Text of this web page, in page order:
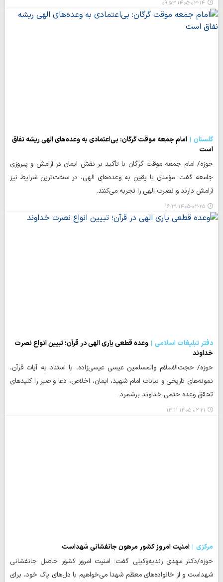
۱۴۰۵-۰۳-۱۴ ۰۹:۵۳
گلستان
امام جمعه موقت گرگان: بی‌اعتمادی به وعده‌های الهی ریشه نفاق
است
حوزه/ امام جمعه موقت گرگان با تأکید بر نقش ایمان در آرامش و پیروزی
جامعه گفت: مؤمنان با یقین به وعده‌های الهی، در سخت‌ترین شرایط نیز
آرامش دارند و نصرت الهی را تجربه می‌کنند.
۱۴۰۵-۰۲-۲۵ ۱۶:۲۹
دفتر تبلیغات اسلامی
وعده قطعی یاری الهی در قرآن؛ تبیین انواع نصرت
خداوند
حوزه/ حجت‌الاسلام والمسلمین عیسی عیسی‌زاده، با استناد به آیات قرآن،
نمونه‌های تاریخی و بیانات امام شهید، ایمان، اخلاص، دعا و صبر را کلیدهای
تحقق وعده حتمی خداوند برشمرد.
۱۴۰۵-۰۲-۲۱ ۱۴:۱۱
مرکزی
امنیت امروز کشور مرهون جانفشانی شهداست
حوزه/دکتر مهدی زندیه‌وکیلی گفت: امنیت امروز کشور حاصل جانفشانی
شهداست و از خانواده‌های معظم شهدا می‌خواهیم با دل‌های پاک خود، برای